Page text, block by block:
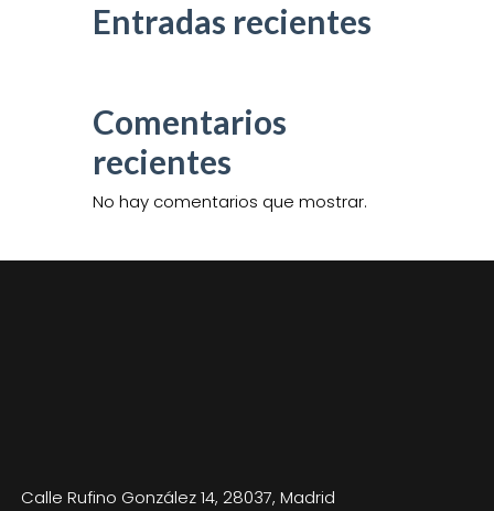
Entradas recientes
Comentarios
recientes
No hay comentarios que mostrar.
Calle Rufino González 14, 28037, Madrid